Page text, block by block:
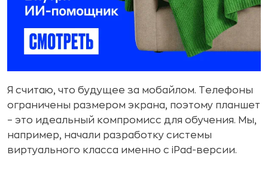
Я считаю, что будущее за мобайлом. Телефоны
ограничены размером экрана, поэтому планшет
– это идеальный компромисс для обучения. Мы,
например, начали разработку системы
виртуального класса именно с iPad-версии.